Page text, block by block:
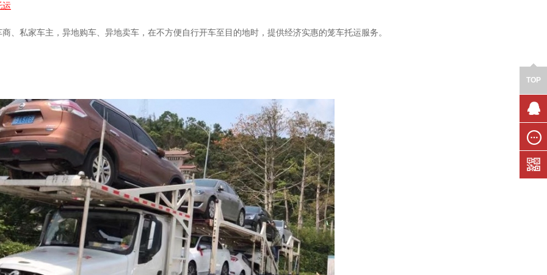
运
、私家车主，异地购车、异地卖车，在不方便自行开车至目的地时，提供经济实惠的笼车托运服务。
TOP
联系我
在线留